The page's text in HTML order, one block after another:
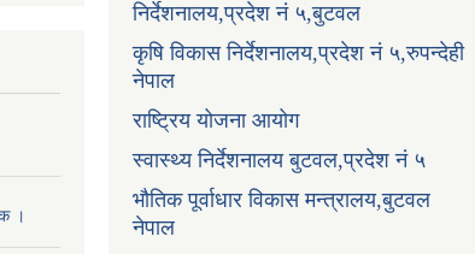
।
निर्देशनालय,प्रदेश नं ५,बुटवल
कृषि विकास निर्देशनालय,प्रदेश नं ५,रुपन्देही
नेपाल
राष्ट्रिय योजना आयोग
स्वास्थ्य निर्देशनालय बुटवल,प्रदेश नं ५
भौतिक पूर्वाधार विकास मन्त्रालय,बुटवल
नेपाल